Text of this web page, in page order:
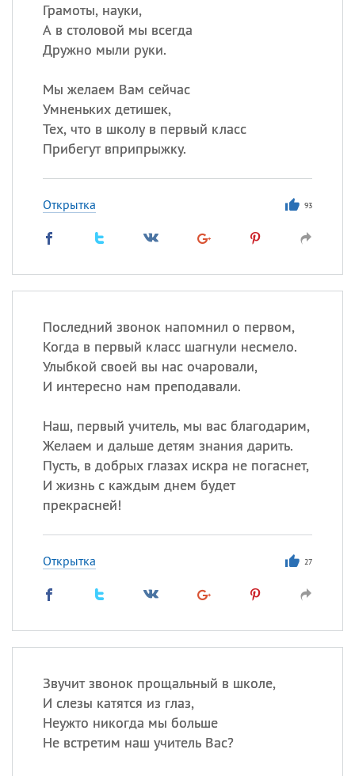
Грамоты, науки,
А в столовой мы всегда
Дружно мыли руки.
Мы желаем Вам сейчас
Умненьких детишек,
Тех, что в школу в первый класс
Прибегут вприпрыжку.
Открытка 93
Последний звонок напомнил о первом,
Когда в первый класс шагнули несмело.
Улыбкой своей вы нас очаровали,
И интересно нам преподавали.
Наш, первый учитель, мы вас благодарим,
Желаем и дальше детям знания дарить.
Пусть, в добрых глазах искра не погаснет,
И жизнь с каждым днем будет
прекрасней!
Открытка 27
Звучит звонок прощальный в школе,
И слезы катятся из глаз,
Неужто никогда мы больше
Не встретим наш учитель Вас?